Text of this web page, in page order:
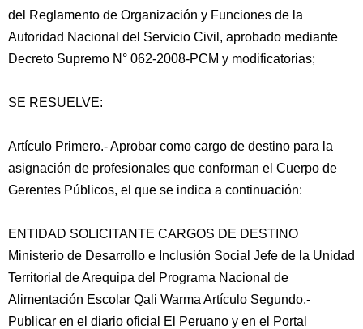
del Reglamento de Organización y Funciones de la
Autoridad Nacional del Servicio Civil, aprobado mediante
Decreto Supremo N° 062-2008-PCM y modificatorias;
SE RESUELVE:
Artículo Primero.- Aprobar como cargo de destino para la
asignación de profesionales que conforman el Cuerpo de
Gerentes Públicos, el que se indica a continuación:
ENTIDAD SOLICITANTE CARGOS DE DESTINO
Ministerio de Desarrollo e Inclusión Social Jefe de la Unidad
Territorial de Arequipa del Programa Nacional de
Alimentación Escolar Qali Warma Artículo Segundo.-
Publicar en el diario oficial El Peruano y en el Portal